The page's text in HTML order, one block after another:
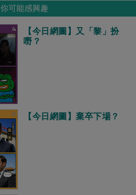
你可能感興趣
【今日網圖】又「黎」扮
嘢？
【今日網圖】棄卒下場？